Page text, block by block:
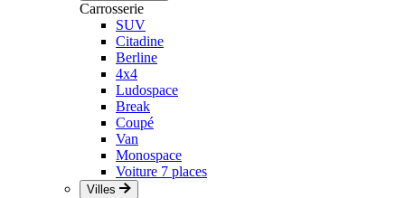
Carrosserie
SUV
Citadine
Berline
4x4
Ludospace
Break
Coupé
Van
Monospace
Voiture 7 places
Villes